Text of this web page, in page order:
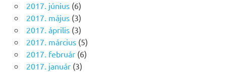
2017. június(6)
2017. május(3)
2017. április(3)
2017. március(5)
2017. február(6)
2017. január(3)